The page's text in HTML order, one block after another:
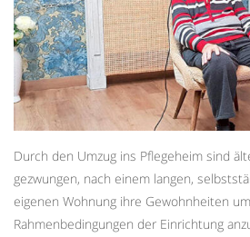
Durch den Umzug ins Pflegeheim sind
gezwungen, nach einem langen,
eigenen Wohnung ihre Gewohnheiten
Rahmenbedingungen der Einrichtung